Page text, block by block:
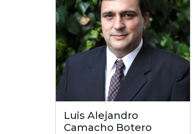
Luis Alejandro
Camacho Botero